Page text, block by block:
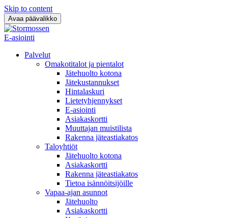
Skip to content
Avaa päävalikko
E-asiointi
Palvelut
Omakotitalot ja pientalot
Jätehuolto kotona
Jätekustannukset
Hintalaskuri
Lietetyhjennykset
E-asiointi
Asiakaskortti
Muuttajan muistilista
Rakenna jäteastiakatos
Taloyhtiöt
Jätehuolto kotona
Asiakaskortti
Rakenna jäteastiakatos
Tietoa isännöitsijöille
Vapaa-ajan asunnot
Jätehuolto
Asiakaskortti